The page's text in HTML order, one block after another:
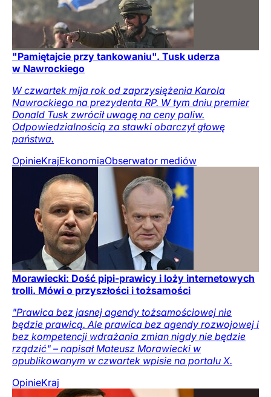
"Pamiętajcie przy tankowaniu". Tusk uderza
w Nawrockiego
W czwartek mija rok od zaprzysiężenia Karola
Nawrockiego na prezydenta RP. W tym dniu premier
Donald Tusk zwrócił uwagę na ceny paliw.
Odpowiedzialnością za stawki obarczył głowę
państwa.
OpinieKrajEkonomiaObserwator mediów
Morawiecki: Dość pipi-prawicy i loży internetowych
trolli. Mówi o przyszłości i tożsamości
"Prawica bez jasnej agendy tożsamościowej nie
będzie prawicą. Ale prawica bez agendy rozwojowej i
bez kompetencji wdrażania zmian nigdy nie będzie
rządzić" – napisał Mateusz Morawiecki w
opublikowanym w czwartek wpisie na portalu X.
OpinieKraj